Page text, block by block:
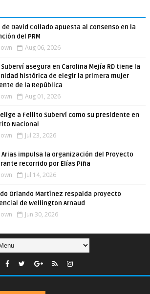
de David Collado apuesta al consenso en la
del PRM
Aug 06, 2026
asegura en Carolina Mejía RD tiene la
histórica de elegir la primera mujer
de la República
Aug 01, 2026
a Fellito Suberví como su presidente en
Nacional
Jul 23, 2026
Arias impulsa la organización del Proyecto
recorrido por Elías Piña
Jul 14, 2026
Orlando Martínez respalda proyecto
de Wellington Arnaud
Jun 30, 2026